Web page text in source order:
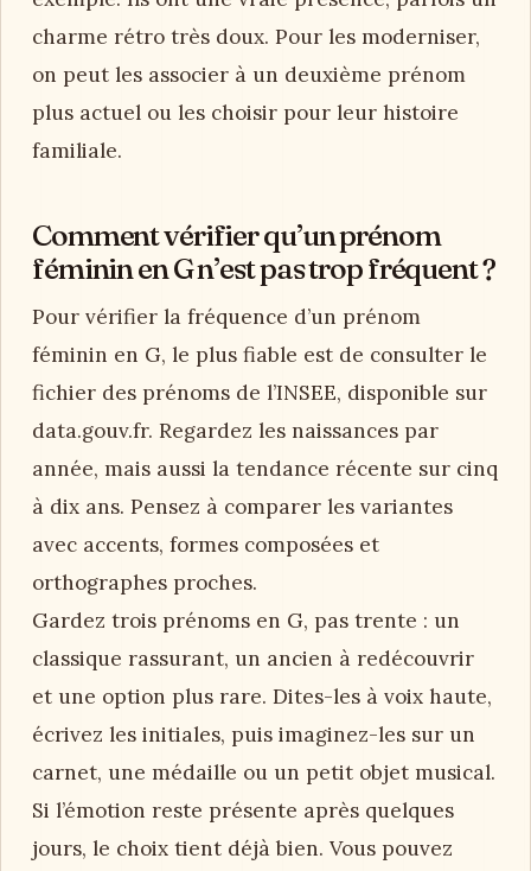
charme rétro très doux. Pour les moderniser,
on peut les associer à un deuxième prénom
plus actuel ou les choisir pour leur histoire
familiale.
Comment vérifier qu’un prénom
féminin en G n’est pas trop fréquent ?
Pour vérifier la fréquence d’un prénom
féminin en G, le plus fiable est de consulter le
fichier des prénoms de l’INSEE, disponible sur
data.gouv.fr. Regardez les naissances par
année, mais aussi la tendance récente sur cinq
à dix ans. Pensez à comparer les variantes
avec accents, formes composées et
orthographes proches.
Gardez trois prénoms en G, pas trente : un
classique rassurant, un ancien à redécouvrir
et une option plus rare. Dites-les à voix haute,
écrivez les initiales, puis imaginez-les sur un
carnet, une médaille ou un petit objet musical.
Si l’émotion reste présente après quelques
jours, le choix tient déjà bien. Vous pouvez